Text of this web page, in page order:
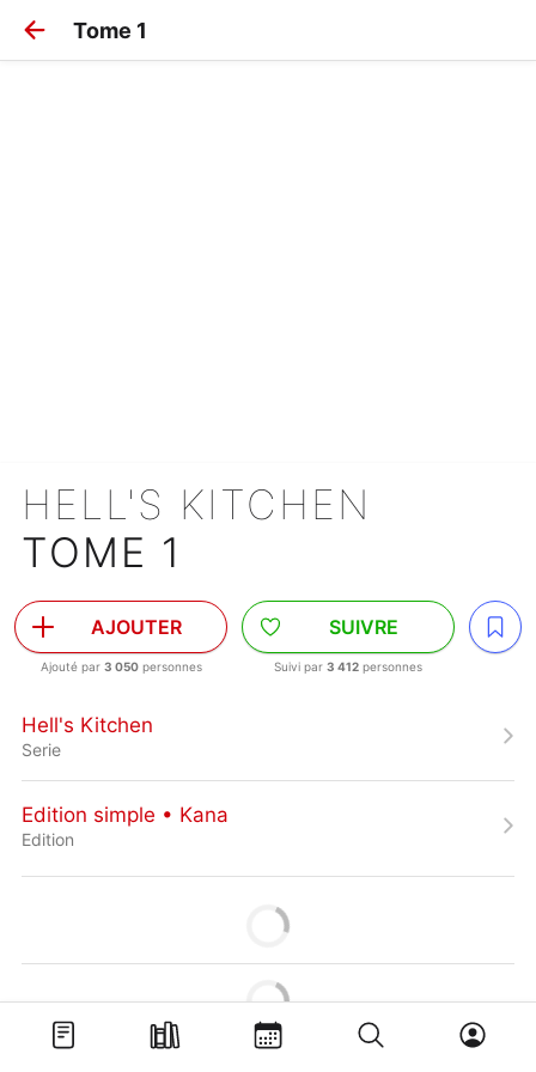
Tome 1
HELL'S KITCHEN
TOME 1
AJOUTER
Ajouté par 3 050personnes
SUIVRE
Suivi par 3 412 personnes
Hell's Kitchen
Serie
Edition simple • Kana
Edition